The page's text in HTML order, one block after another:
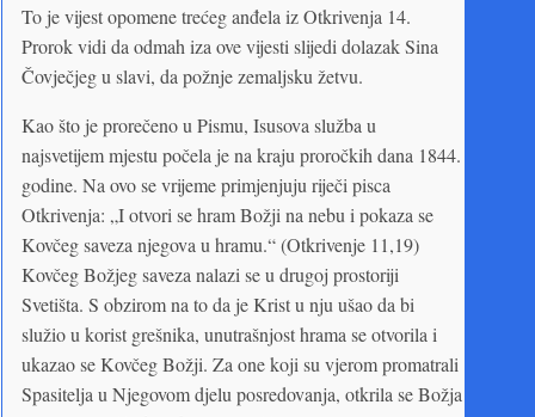
To je vijest opomene trećeg anđela iz Otkrivenja 14.
Prorok vidi da odmah iza ove vijesti slijedi dolazak Sina
Čovječjeg u slavi, da požnje zemaljsku žetvu.
Kao što je prorečeno u Pismu, Isusova služba u
najsvetijem mjestu počela je na kraju proročkih dana 1844.
godine. Na ovo se vrijeme primjenjuju riječi pisca
Otkrivenja: „I otvori se hram Božji na nebu i pokaza se
Kovčeg saveza njegova u hramu.“ (Otkrivenje 11,19)
Kovčeg Božjeg saveza nalazi se u drugoj prostoriji
Svetišta. S obzirom na to da je Krist u nju ušao da bi
služio u korist grešnika, unutrašnjost hrama se otvorila i
ukazao se Kovčeg Božji. Za one koji su vjerom promatrali
Spasitelja u Njegovom djelu posredovanja, otkrila se Božja